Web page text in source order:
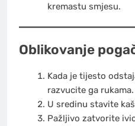
kremastu smjesu.
Oblikovanje
Kada je tijesto
razvucite ga rukama.
U sredinu stavite
Pažljivo zatvorite